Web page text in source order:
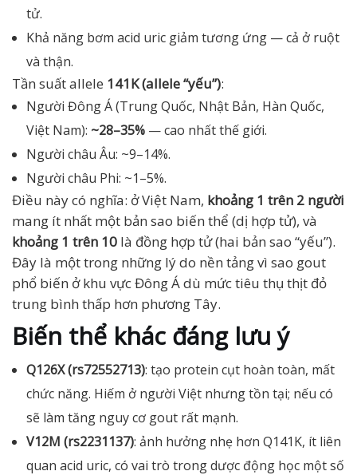
tử.
Khả năng bơm acid uric giảm tương ứng — cả ở ruột
và thận.
Tần suất allele 141K (allele “yếu”):
Người Đông Á (Trung Quốc, Nhật Bản, Hàn Quốc,
Việt Nam): ~28–35% — cao nhất thế giới.
Người châu Âu: ~9–14%.
Người châu Phi: ~1–5%.
Điều này có nghĩa: ở Việt Nam, khoảng 1 trên 2 người
mang ít nhất một bản sao biến thể (dị hợp tử), và
khoảng 1 trên 10 là đồng hợp tử (hai bản sao “yếu”).
Đây là một trong những lý do nền tảng vì sao gout
phổ biến ở khu vực Đông Á dù mức tiêu thụ thịt đỏ
trung bình thấp hơn phương Tây.
Biến thể khác đáng lưu ý
Q126X (rs72552713): tạo protein cụt hoàn toàn, mất
chức năng. Hiếm ở người Việt nhưng tồn tại; nếu có
sẽ làm tăng nguy cơ gout rất mạnh.
V12M (rs2231137): ảnh hưởng nhẹ hơn Q141K, ít liên
quan acid uric, có vai trò trong dược động học một số